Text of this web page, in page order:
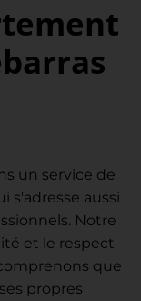
un service de
s'adresse aussi
Notre
et le respect
que
propres